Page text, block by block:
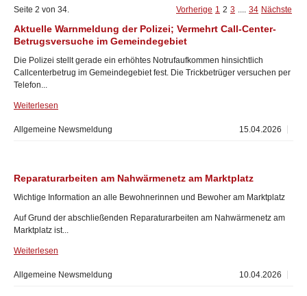
Seite 2 von 34.
Vorherige 1 2 3 .... 34 Nächste
Aktuelle Warnmeldung der Polizei; Vermehrt Call-Center-
Betrugsversuche im Gemeindegebiet
Die Polizei stellt gerade ein erhöhtes Notrufaufkommen hinsichtlich
Callcenterbetrug im Gemeindegebiet fest. Die Trickbetrüger versuchen per
Telefon...
Weiterlesen
15.04.2026
Allgemeine Newsmeldung
Reparaturarbeiten am Nahwärmenetz am Marktplatz
Wichtige Information an alle Bewohnerinnen und Bewoher am Marktplatz
Auf Grund der abschließenden Reparaturarbeiten am Nahwärmenetz am
Marktplatz ist...
Weiterlesen
10.04.2026
Allgemeine Newsmeldung